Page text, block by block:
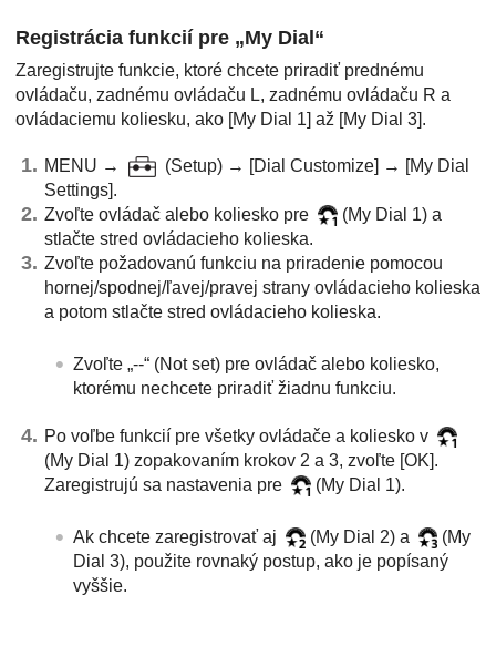
Registrácia funkcií pre „My Dial“
Zaregistrujte funkcie, ktoré chcete priradiť prednému
ovládaču, zadnému ovládaču L, zadnému ovládaču R a
ovládaciemu koliesku, ako [My Dial 1] až [My Dial 3].
MENU → (Setup) → [Dial Customize] → [My Dial
Settings].
Zvoľte ovládač alebo koliesko pre
(My Dial 1) a
stlačte stred ovládacieho kolieska.
Zvoľte požadovanú funkciu na priradenie pomocou
hornej/spodnej/ľavej/pravej strany ovládacieho kolieska
a potom stlačte stred ovládacieho kolieska.
Zvoľte „--“ (Not set) pre ovládač alebo koliesko,
ktorému nechcete priradiť žiadnu funkciu.
Po voľbe funkcií pre všetky ovládače a koliesko v
(My Dial 1) zopakovaním krokov 2 a 3, zvoľte [OK].
Zaregistrujú sa nastavenia pre
(My Dial 1).
Ak chcete zaregistrovať aj (My Dial 2) a (My
Dial 3), použite rovnaký postup, ako je popísaný
vyššie.